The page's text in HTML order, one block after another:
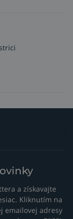
a získavajte
Kliknutím na
emailovej adresy